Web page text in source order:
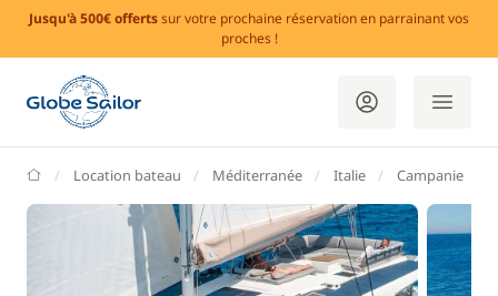
Jusqu'à 500€ offertssur votre prochaine réservation en parrainant vos
proches !
GlobeSailor
Location bateau Méditerranée Italie Campanie